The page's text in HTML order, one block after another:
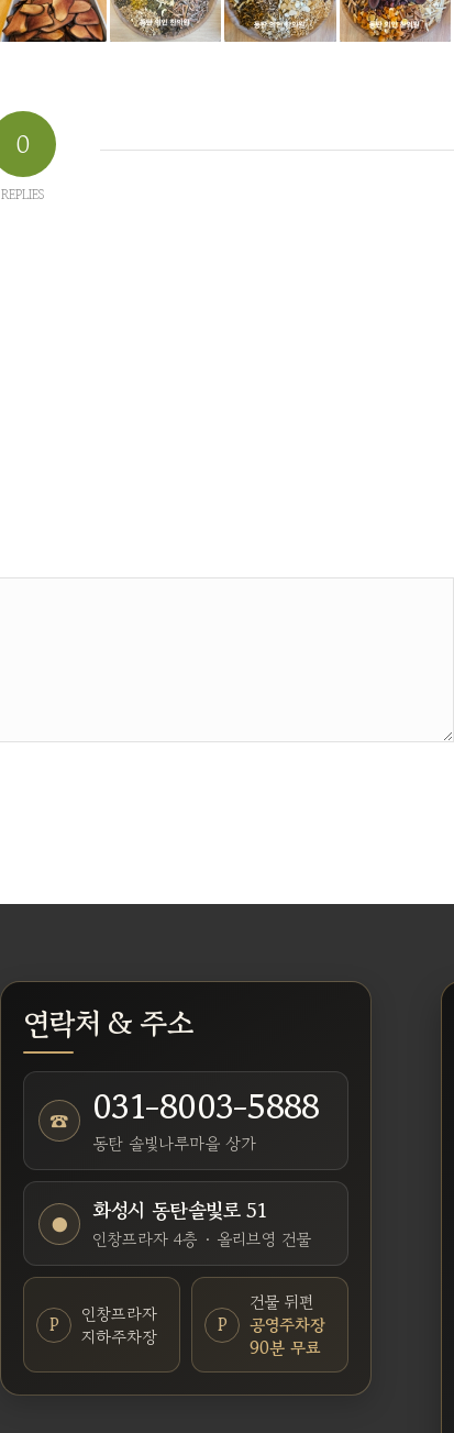
0
REPLIES
연락처 & 주소
☎ 031-8003-5888
동탄 솔빛나루마을 상가
● 화성시 동탄솔빛로 51
인창프라자 4층 · 올리브영 건물
P
인창프라자
지하주차장
P
건물 뒤편
공영주차장
90분 무료